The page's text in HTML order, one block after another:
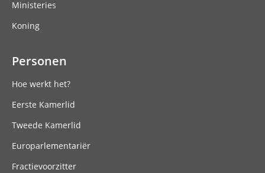
Ministeries
Koning
Personen
Hoe werkt het?
Eerste Kamerlid
Tweede Kamerlid
Europarlementariër
Fractievoorzitter